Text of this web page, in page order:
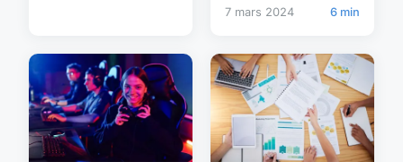
7 mars 2024 6 min